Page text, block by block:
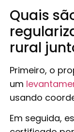
Quais
rural
Primeiro, o
um
usando
Em seguida,